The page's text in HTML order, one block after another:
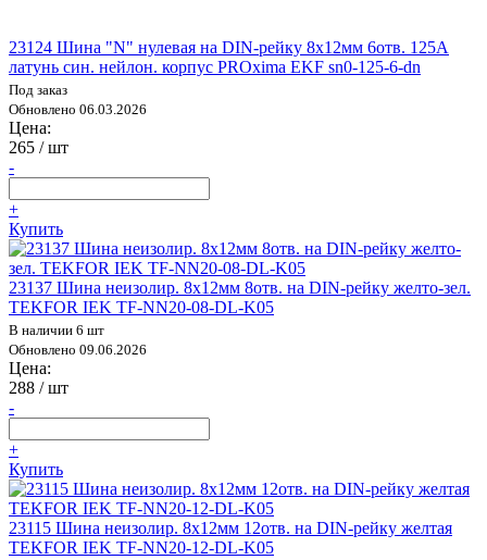
23124 Шина "N" нулевая на DIN-рейку 8х12мм 6отв. 125А
латунь син. нейлон. корпус PROxima EKF sn0-125-6-dn
Под заказ
Обновлено 06.03.2026
Цена:
265 / шт
-
+
Купить
23137 Шина неизолир. 8х12мм 8отв. на DIN-рейку желто-зел.
TEKFOR IEK TF-NN20-08-DL-K05
В наличии 6 шт
Обновлено 09.06.2026
Цена:
288 / шт
-
+
Купить
23115 Шина неизолир. 8х12мм 12отв. на DIN-рейку желтая
TEKFOR IEK TF-NN20-12-DL-K05